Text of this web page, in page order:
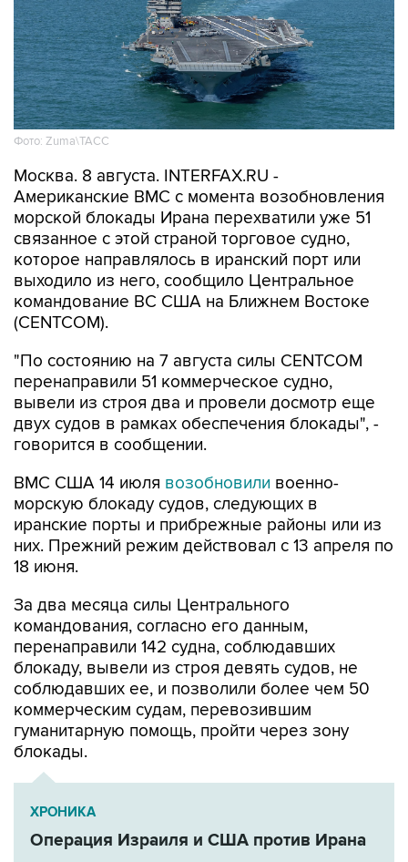
Фото: Zuma\ТАСС
Москва. 8 августа. INTERFAX.RU -
Американские ВМС с момента возобновления
морской блокады Ирана перехватили уже 51
связанное с этой страной торговое судно,
которое направлялось в иранский порт или
выходило из него, сообщило Центральное
командование ВС США на Ближнем Востоке
(CENTCOM).
"По состоянию на 7 августа силы CENTCOM
перенаправили 51 коммерческое судно,
вывели из строя два и провели досмотр еще
двух судов в рамках обеспечения блокады", -
говорится в сообщении.
ВМС США 14 июля возобновили военно-
морскую блокаду судов, следующих в
иранские порты и прибрежные районы или из
них. Прежний режим действовал с 13 апреля по
18 июня.
За два месяца силы Центрального
командования, согласно его данным,
перенаправили 142 судна, соблюдавших
блокаду, вывели из строя девять судов, не
соблюдавших ее, и позволили более чем 50
коммерческим судам, перевозившим
гуманитарную помощь, пройти через зону
блокады.
ХРОНИКА
Операция Израиля и США против Ирана